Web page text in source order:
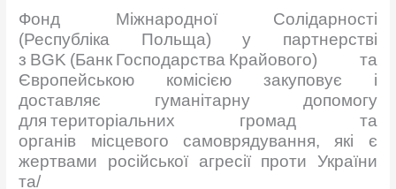
Фонд Mіжнародної Солідарності
(Республіка Польща) у партнерстві
з BGK (Банк Господарства Крайового) та
Європейською комісією закуповує і
доставляє гуманітарну допомогу
для територіальних громад та
органів місцевого самоврядування, які є
жертвами російської агресії проти України
та/